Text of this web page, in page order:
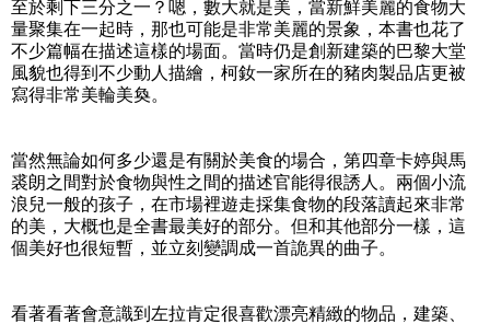
至於剩下三分之一？嗯，數大就是美，當新鮮美麗的食物大
量聚集在一起時，那也可能是非常美麗的景象，本書也花了
不少篇幅在描述這樣的場面。當時仍是創新建築的巴黎大堂
風貌也得到不少動人描繪，柯釹一家所在的豬肉製品店更被
寫得非常美輪美奐。
當然無論如何多少還是有關於美食的場合，第四章卡婷與馬
裘朗之間對於食物與性之間的描述官能得很誘人。兩個小流
浪兒一般的孩子，在市場裡遊走採集食物的段落讀起來非常
的美，大概也是全書最美好的部分。但和其他部分一樣，這
個美好也很短暫，並立刻變調成一首詭異的曲子。
看著看著會意識到左拉肯定很喜歡漂亮精緻的物品，建築、